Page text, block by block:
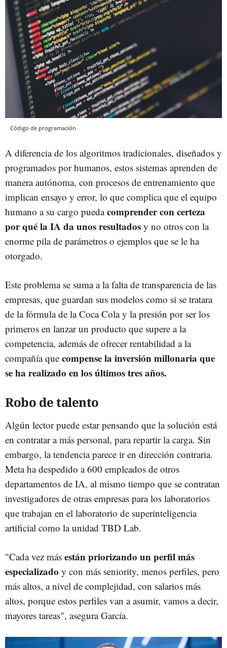
Código de programación
A diferencia de los algoritmos tradicionales, diseñados y
programados por humanos, estos sistemas aprenden de
manera autónoma, con procesos de entrenamiento que
implican ensayo y error, lo que complica que el equipo
humano a su cargo puedacomprender con certeza
por qué la IA da unos resultados y no otros con la
enorme pila de parámetros o ejemplos que se le ha
otorgado.
Este problema se suma a la falta de transparencia de las
empresas, que guardan sus modelos como si se tratara
de la fórmula de la Coca Cola y la presión por ser los
primeros en lanzar un producto que supere a la
competencia, además de ofrecer rentabilidad a la
compañía que compense la inversión millonaria que
se ha realizado en los últimos tres años.
Robo de talento
Algún lector puede estar pensando que la solución está
en contratar a más personal, para repartir la carga. Sin
embargo, la tendencia parece ir en dirección contraria.
Meta ha despedido a 600 empleados de otros
departamentos de IA, al mismo tiempo que se contratan
investigadores de otras empresas para los laboratorios
que trabajan en el laboratorio de superinteligencia
artificial como la unidad TBD Lab.
"Cada vez más están priorizando un perfil más
especializado y con más seniority, menos perfiles, pero
más altos, a nivel de complejidad, con salarios más
altos, porque estos perfiles van a asumir, vamos a decir,
mayores tareas", asegura García.